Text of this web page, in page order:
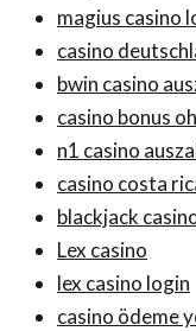
magius casino
casino
bwin casino
casino bonus
n1 casino
casino costa
blackjack
Lex casino
lex casino login
casino ödeme